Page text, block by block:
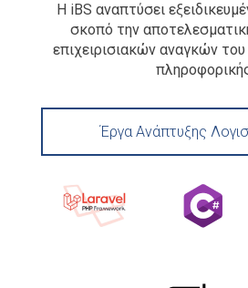
Η iBS αναπτύσει
σκοπό την
επιχειρισιακών αναγκών
Έργα Ανάπτυξης